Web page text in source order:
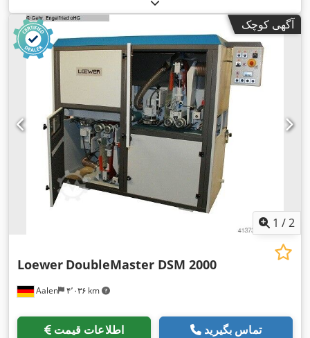
آگهی کوچک
1 /2
Aalen ۴٬۰۳۶ km
Loewer DoubleMaster DSM 2000
اطلاعات قیمت تماس بگیرید